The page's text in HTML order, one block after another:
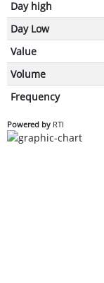
Day high
Day Low
Value
Volume
Frequency
Powered by RTI